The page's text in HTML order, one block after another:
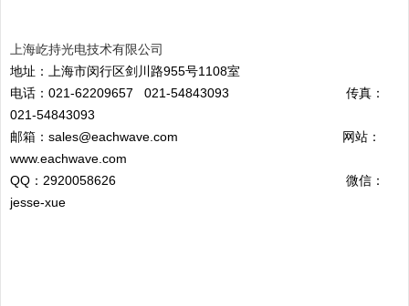
上海屹持光电技术有限公司
地址：上海市闵行区剑川路955号1108室
电话：021-62209657 021-54843093 传真：
021-54843093
邮箱：sales@eachwave.com 网站：
www.eachwave.com
QQ：2920058626 微信：
jesse-xue